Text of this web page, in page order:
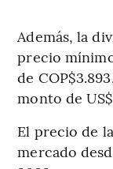
Además, la
precio
de
monto de
El precio de
mercado